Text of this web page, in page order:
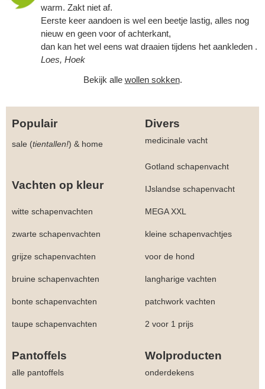
warm. Zakt niet af.
Eerste keer aandoen is wel een beetje lastig, alles nog
nieuw en geen voor of achterkant,
dan kan het wel eens wat draaien tijdens het aankleden .
Loes, Hoek
Bekijk alle wollen sokken.
Populair Divers
sale (tientallen!) & home medicinale vacht
Gotland schapenvacht
Vachten op kleur IJslandse schapenvacht
witte schapenvachten MEGA XXL
zwarte schapenvachten kleine schapenvachtjes
grijze schapenvachten voor de hond
bruine schapenvachten langharige vachten
bonte schapenvachten patchwork vachten
taupe schapenvachten 2 voor 1 prijs
Pantoffels Wolproducten
alle pantoffels onderdekens